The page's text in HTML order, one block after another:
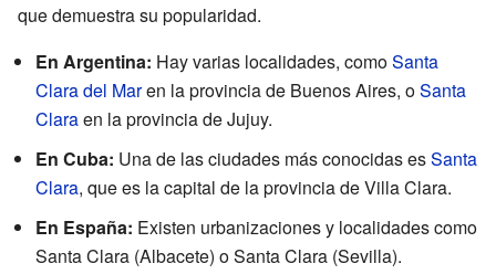
que demuestra su popularidad.
En Argentina: Hay varias localidades, comoSanta
Clara del Maren la provincia de Buenos Aires, oSanta
Claraen la provincia de Jujuy.
En Cuba: Una de las ciudades más conocidas esSanta
Clara, que es la capital de la provincia de Villa Clara.
En España: Existen urbanizaciones y localidades como
Santa Clara (Albacete) o Santa Clara (Sevilla).